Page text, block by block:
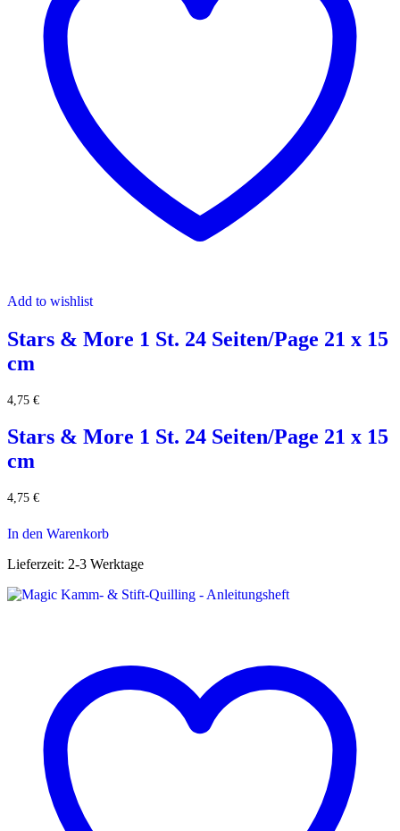
Add to wishlist
Stars & More 1 St. 24 Seiten/Page 21 x 15
cm
4,75 €
Stars & More 1 St. 24 Seiten/Page 21 x 15
cm
4,75 €
In den Warenkorb
Lieferzeit: 2-3 Werktage